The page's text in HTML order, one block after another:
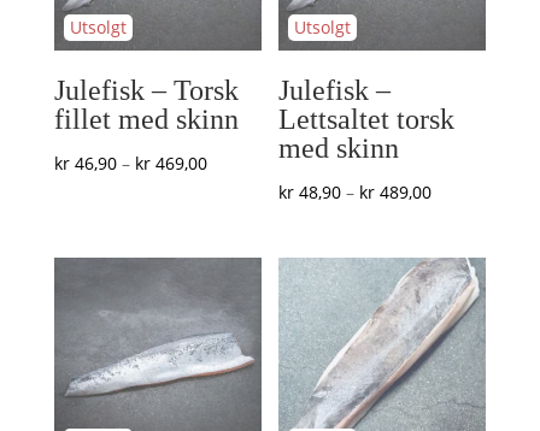
Julefisk – Torsk
fillet med skinn
kr46,90 – kr469,00Prisområde:
kr 469,00
Julefisk –
Lettsaltet torsk
med skinn
kr 48,90 – kr 489,00Prisområde:
til
kr 489,00